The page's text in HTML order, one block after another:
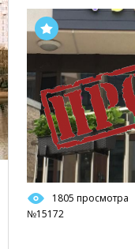
1805 просмотра
№15172